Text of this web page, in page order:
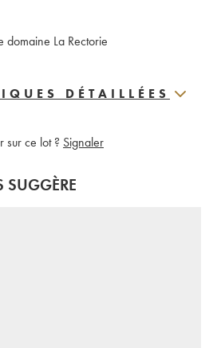
domaine La Rectorie
DÉTAILLÉES
sur ce lot ? Signaler